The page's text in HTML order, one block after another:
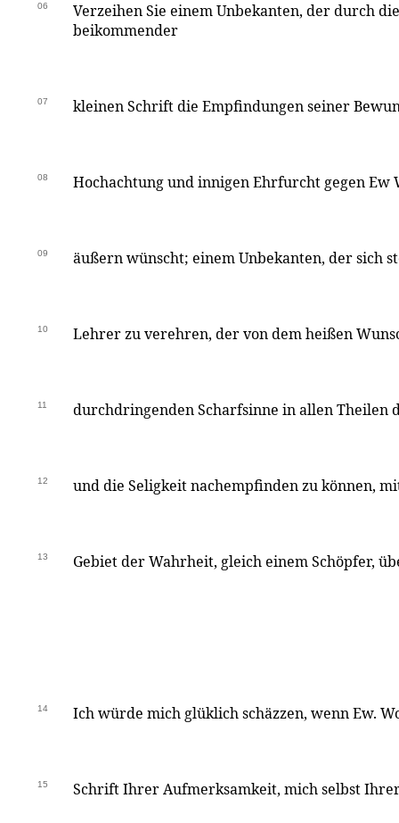
06
Verzeihen Sie einem Unbekanten, der durch
beikommender
07 kleinen Schrift die Empfindungen seiner
08 Hochachtung und innigen Ehrfurcht gegen Ew
09 äußern wünscht; einem Unbekanten, der sich
10 Lehrer zu verehren, der von dem heißen
11 durchdringenden Scharfsinne in allen Theilen
12 und die Seligkeit nachempfinden zu können,
13 Gebiet der Wahrheit, gleich einem Schöpfer,
14 Ich würde mich glüklich schäzzen, wenn Ew.
15 Schrift Ihrer Aufmerksamkeit, mich selbst